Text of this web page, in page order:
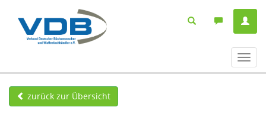
ein-/
zurück zur Übersicht